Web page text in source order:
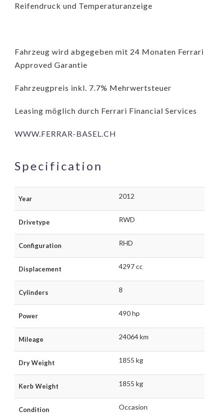
Reifendruck und Temperaturanzeige
Fahrzeug wird abgegeben mit 24 Monaten Ferrari
Approved Garantie
Fahrzeugpreis inkl. 7.7% Mehrwertsteuer
Leasing möglich durch Ferrari Financial Services
WWW.FERRAR-BASEL.CH
Specification
Year 2012
Drivetype RWD
Configuration RHD
Displacement 4297 cc
Cylinders 8
Power 490 hp
Mileage 24064 km
Dry Weight 1855 kg
Kerb Weight 1855 kg
Condition Occasion